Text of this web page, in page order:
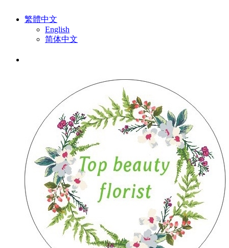
繁體中文
English
简体中文
默認 |熱賣|最高價格
有關康乃馨花束 (12 件產品)
最新到貨
最高價格
最低價格